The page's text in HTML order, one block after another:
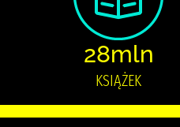
28mln
KSIĄŻEK